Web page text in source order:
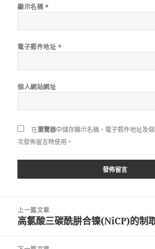
顯示名稱 *
電子郵件地址 *
個人網站網址
在瀏覽器中儲存顯示名稱、電子郵件地址及
次發佈留言時使用。
上一篇文章
上
篇
高氯酸三碳酰肼合镍(NiCP)的制